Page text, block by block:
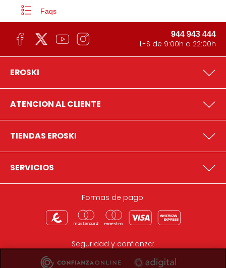
Faqs
944 943 444
L-S de 9:00h a 22:00h
EROSKI
ATENCION AL CLIENTE
TIENDAS EROSKI
SERVICIOS
Formas de pago:
Seguridad y confianza: